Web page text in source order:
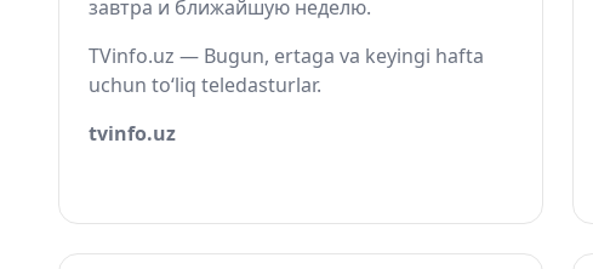
завтра и ближайшую неделю.
TVinfo.uz — Bugun, ertaga va keyingi hafta
uchun to‘liq teledasturlar.
tvinfo.uz